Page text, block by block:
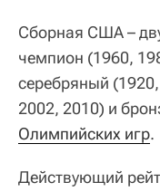
Сборная США –
чемпион (1960,
серебряный
2002, 2010) и
Олимпийских игр.
Действующий